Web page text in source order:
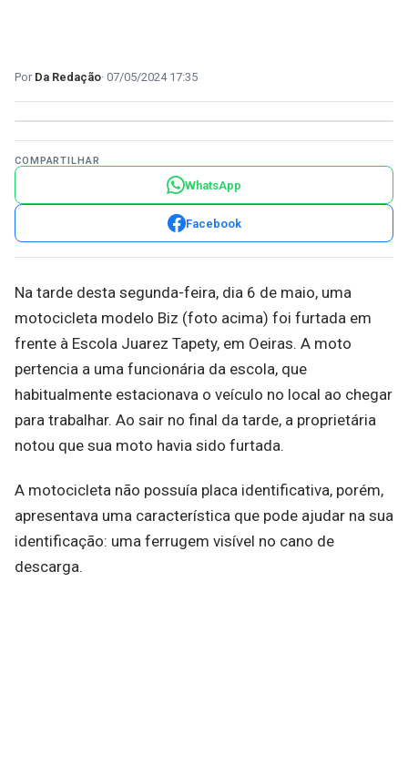
Da Redação 07/05/2024 17:35
COMPARTILHAR
WhatsApp
Facebook
Na tarde desta segunda-feira, dia 6 de maio, uma
motocicleta modelo Biz (foto acima) foi furtada em
frente à Escola Juarez Tapety, em Oeiras. A moto
pertencia a uma funcionária da escola, que
habitualmente estacionava o veículo no local ao chegar
para trabalhar. Ao sair no final da tarde, a proprietária
notou que sua moto havia sido furtada.
A motocicleta não possuía placa identificativa, porém,
apresentava uma característica que pode ajudar na sua
identificação: uma ferrugem visível no cano de
descarga.